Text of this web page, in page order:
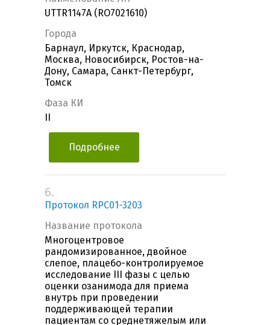
UTTR1147A (RO7021610)
Города
Барнаул, Иркутск, Краснодар,
Москва, Новосибирск, Ростов-на-
Дону, Самара, Санкт-Петербург,
Томск
Фаза КИ
Подробнее
6.
Протокол RPC01-3203
Название протокола
Многоцентровое
рандомизированное, двойное
слепое, плацебо-контролируемое
исследование III фазы с целью
оценки озанимода для приема
внутрь при проведении
поддерживающей терапии
пациентам со среднетяжелым или